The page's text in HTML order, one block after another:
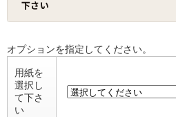
下さい
オプションを指定してください。
用紙を
選択し
て下さ
い